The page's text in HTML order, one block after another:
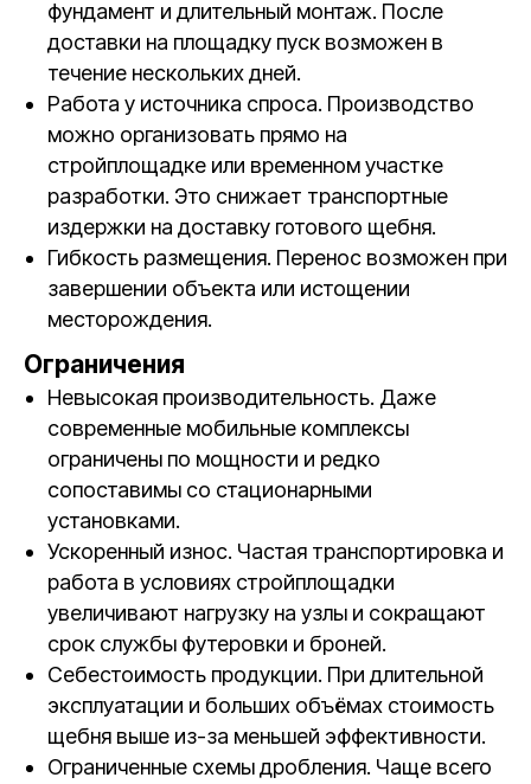
фундамент и длительный монтаж. После
доставки на площадку пуск возможен в
течение нескольких дней.
Работа у источника спроса. Производство
можно организовать прямо на
стройплощадке или временном участке
разработки. Это снижает транспортные
издержки на доставку готового щебня.
Гибкость размещения. Перенос возможен при
завершении объекта или истощении
месторождения.
Ограничения
Невысокая производительность. Даже
современные мобильные комплексы
ограничены по мощности и редко
сопоставимы со стационарными
установками.
Ускоренный износ. Частая транспортировка и
работа в условиях стройплощадки
увеличивают нагрузку на узлы и сокращают
срок службы футеровки и броней.
Себестоимость продукции. При длительной
эксплуатации и больших объёмах стоимость
щебня выше из-за меньшей эффективности.
Ограниченные схемы дробления. Чаще всего